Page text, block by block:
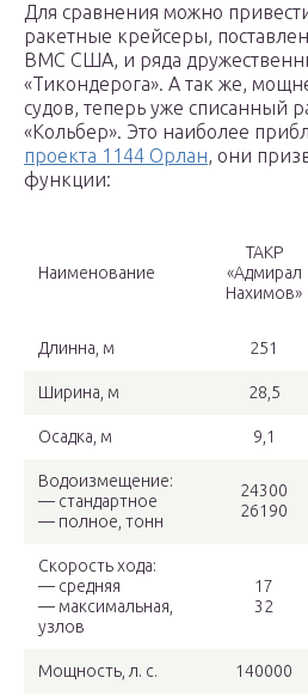
Для сравнения можно
ракетные крейсеры,
ВМС США, и ряда
«Тикондерога». А так же,
судов, теперь уже списанный
«Кольбер». Это наиболее
проекта 1144 Орлан, они
функции:
Наименование
ТАКР
«Адмирал
Нахимов»
Длинна, м 251
Ширина, м 28,5
Осадка, м 9,1
Водоизмещение:
— стандартное
— полное, тонн
24300
26190
Скорость хода:
— средняя
— максимальная,
узлов
17
32
Мощность, л. с. 140000